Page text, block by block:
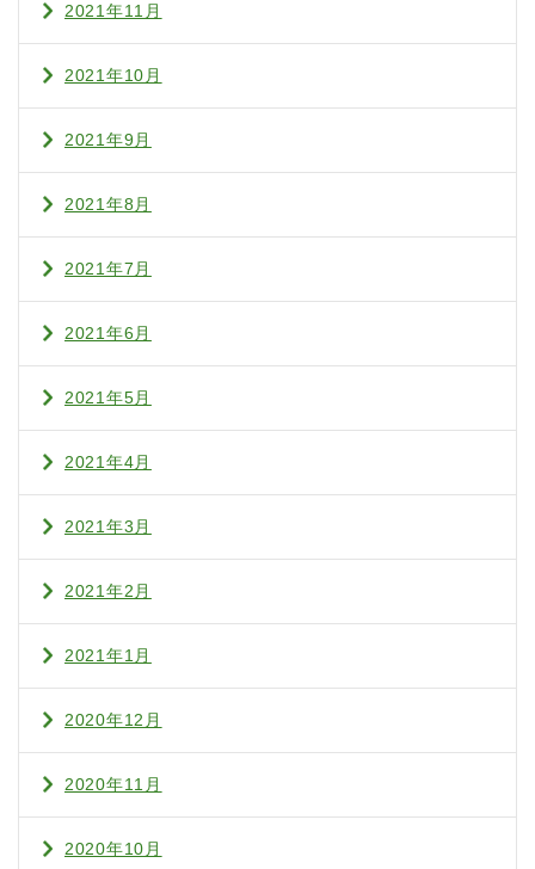
2021年11月
2021年10月
2021年9月
2021年8月
2021年7月
2021年6月
2021年5月
2021年4月
2021年3月
2021年2月
2021年1月
2020年12月
2020年11月
2020年10月